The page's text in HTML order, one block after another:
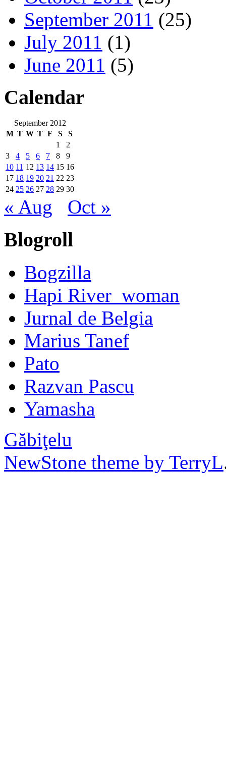
September 2011 (25)
July 2011 (1)
June 2011 (5)
Calendar
September 2012
M T W T F S
S
1
2
3
4 5 6 7 8
9
10 11 12 13 14 15 16
17 18 19 20 21 22 23
24 25 26 27 28 29 30
« Aug Oct »
Blogroll
Bogzilla
Hapi River_woman
Jurnal de Belgia
Marius Tanef
Pato
Razvan Pascu
Yamasha
Găbiţelu
NewStone theme by TerryL